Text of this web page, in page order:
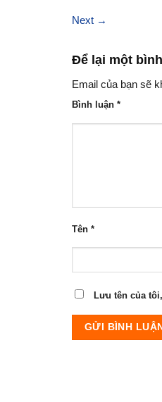
Next →
Để lại một
Email của bạn sẽ
Bình luận *
Tên *
Lưu tên của